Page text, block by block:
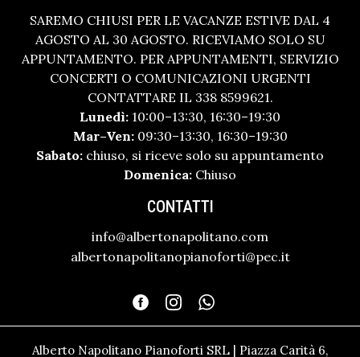
SAREMO CHIUSI PER LE VACANZE ESTIVE DAL 4
AGOSTO AL 30 AGOSTO. RICEVIAMO SOLO SU
APPUNTAMENTO. PER APPUNTAMENTI, SERVIZIO
CONCERTI O COMUNICAZIONI URGENTI
CONTATTARE IL 338 8599621.
Lunedì: 10:00–13:30, 16:30–19:30
Mar–Ven:09:30–13:30, 16:30–19:30
Sabato: chiuso, si riceve solo su appuntamento
Domenica: Chiuso
CONTATTI
info@albertonapolitano.com
albertonapolitanopianoforti@pec.it
Alberto Napolitano Pianoforti SRL | Piazza Carità 6,